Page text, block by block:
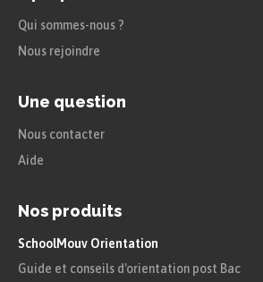
conséquence de la
Pour rendre un texte clair
progression sans trop
utiliser les différentes
rendre les liens logiques en
l’explicite et l’implicite et
Qui sommes-nous ?
Nous rejoindre
Une question
Nous contacter
Aide
Nos produits
SchoolMouv Orientation
Guide et conseils d'orientation post Bac